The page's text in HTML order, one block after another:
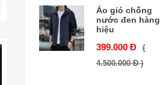
Áo gió chống
nước đen hàng
hiệu
399.000 Đ
(
4.500.000 Đ )